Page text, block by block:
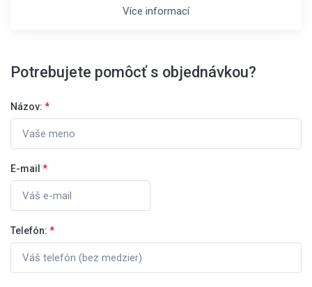
Více informací
Potrebujete pomôcť s objednávkou?
Názov: *
E-mail *
Telefón: *